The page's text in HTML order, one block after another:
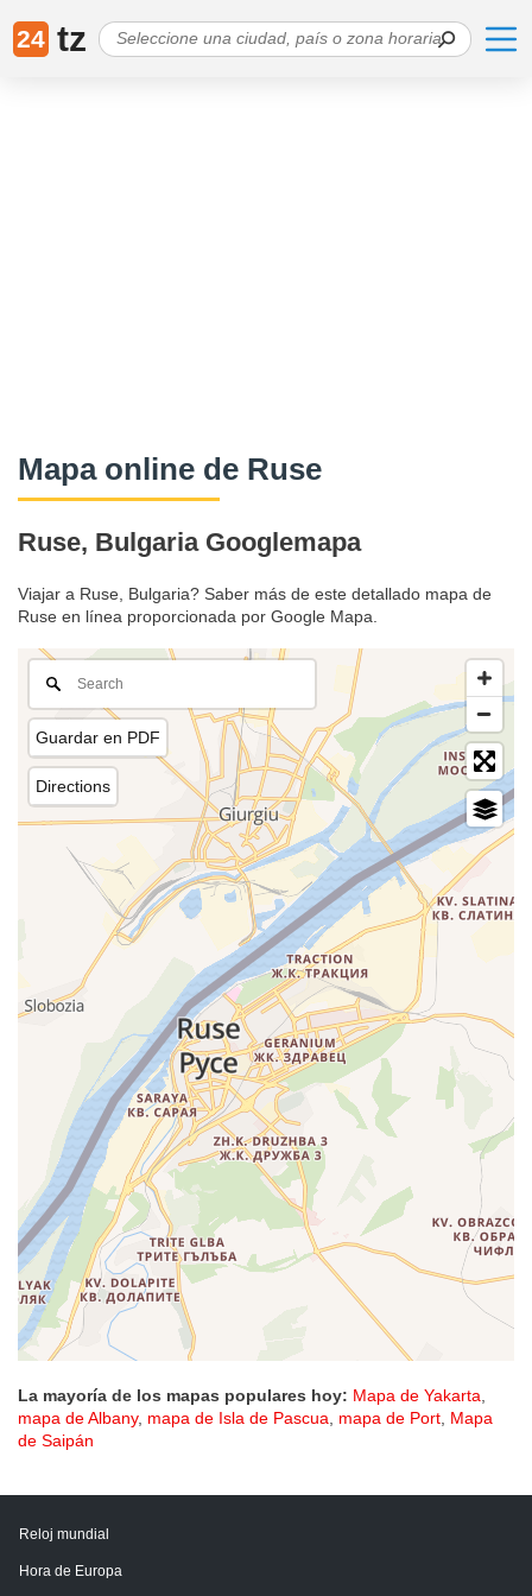
24 tz
Mapa online de Ruse
Ruse, Bulgaria Googlemapa
Viajar a Ruse, Bulgaria? Saber más de este detallado mapa de
Ruse en línea proporcionada por Google Mapa.
Guardar en PDF
Directions
La mayoría de los mapas populares hoy: Mapa de Yakarta,
mapa de Albany, mapa de Isla de Pascua, mapa de Port, Mapa
de Saipán
Reloj mundial
Hora de Europa